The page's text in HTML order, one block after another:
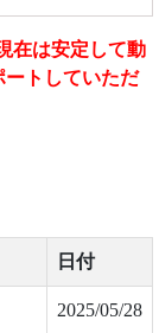
在は安定して動
ートしていただ
日付
2025/05/28